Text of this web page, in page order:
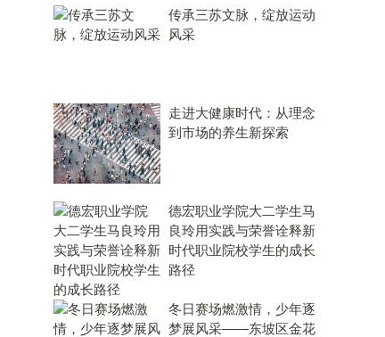
传承三苏文脉，绽放运动
风采
走进大健康时代：从理念
到市场的养生新探索
德宏职业学院大二学生马
良玲用实践与荣誉诠释新
时代职业院校学生的成长
路径
冬日赛场燃激情，少年逐
梦展风采——东坡区金花